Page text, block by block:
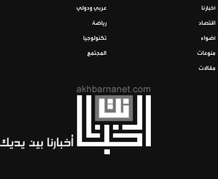
أخبارنا عربي ودولي
اقتصاد رياضة
أضواء تكنولوجيا
منوعات المجتمع
مقالات